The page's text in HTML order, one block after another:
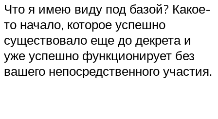
Что я имею виду под базой? Какое-
то начало, которое успешно
существовало еще до декрета и
уже успешно функционирует без
вашего непосредственного участия.